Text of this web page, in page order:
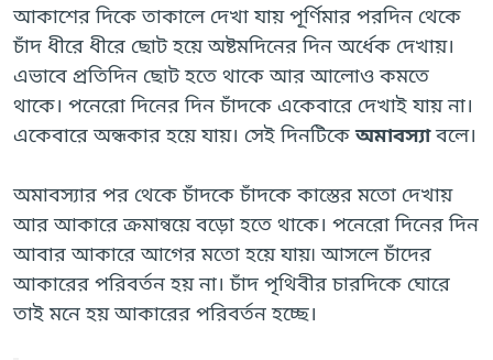
আকাশের দিকে তাকালে দেখা যায় পূর্ণিমার পরদিন থেকে
চাঁদ ধীরে ধীরে ছোট হয়ে অষ্টমদিনের দিন অর্ধেক দেখায়।
এভাবে প্রতিদিন ছোট হতে থাকে আর আলোও কমতে
থাকে। পনেরো দিনের দিন চাঁদকে একেবারে দেখাই যায় না।
একেবারে অন্ধকার হয়ে যায়। সেই দিনটিকেঅমাবস্যাবলে।
অমাবস্যার পর থেকে চাঁদকে চাঁদকে কাস্তের মতো দেখায়
আর আকারে ক্রমান্বয়ে বড়ো হতে থাকে। পনেরো দিনের দিন
আবার আকারে আগের মতো হয়ে যায়৷ আসলে চাঁদের
আকারের পরিবর্তন হয় না। চাঁদ পৃথিবীর চারদিকে ঘোরে
তাই মনে হয় আকারের পরিবর্তন হচ্ছে।